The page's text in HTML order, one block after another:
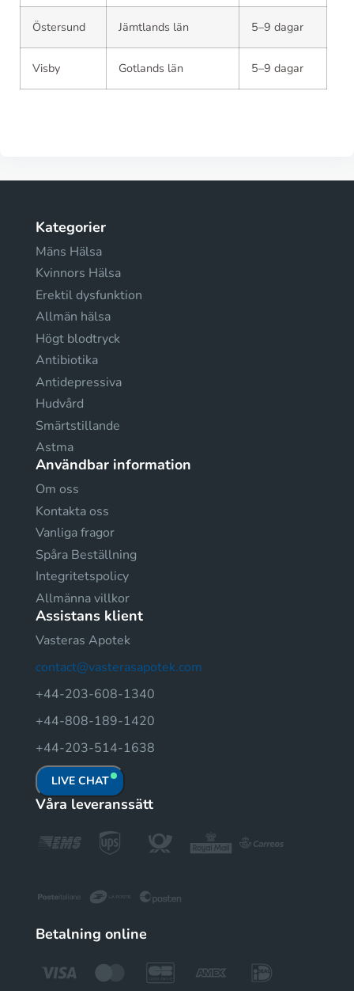
Östersund Jämtlands län 5–9 dagar
Visby Gotlands län 5–9 dagar
Kategorier
Mäns Hälsa
Kvinnors Hälsa
Erektil dysfunktion
Allmän hälsa
Högt blodtryck
Antibiotika
Antidepressiva
Hudvård
Smärtstillande
Astma
Användbar information
Om oss
Kontakta oss
Vanliga fragor
Spåra Beställning
Integritetspolicy
Allmänna villkor
Assistans klient
Vasteras Apotek
contact@vasterasapotek.com
+44-203-608-1340
+44-808-189-1420
+44-203-514-1638
LIVE CHAT
Våra leveranssätt
Betalning online